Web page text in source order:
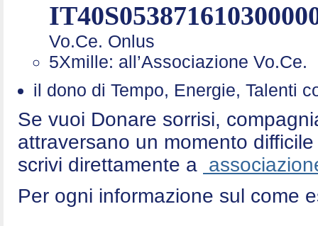
Vo.Ce. Onlus
5Xmille: all’Associazione
il dono di Tempo, Energie, Talenti
Se vuoi Donare sorrisi,
attraversano un momento
scrivi direttamente a
Per ogni informazione sul come